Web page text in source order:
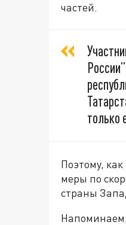
частей.
только
Поэтому,
меры по
страны